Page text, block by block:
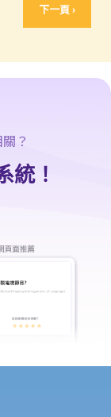
下一頁 ›
，這是否屬於歧視
否觸犯《殘疾歧視
較差的待遇或解
高度危險為理由
？
統！